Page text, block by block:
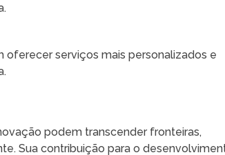
serviços mais personalizados e
podem transcender fronteiras,
Sua contribuição para o